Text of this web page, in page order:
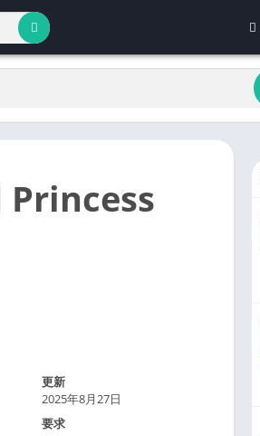
更新
2025年8月27日
要求